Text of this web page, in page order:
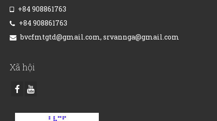
+84 908861763
+84 908861763
bvcfmtgtd@gmail.com, srvannga@gmail.com
Xã hội